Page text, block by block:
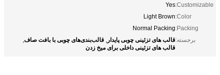
Customizable:
Yes
Color:
Light Brown
Packing:
Normal Packing
برجسته:قالب های تزئینی چوبی پایدار , قالب‌بندی‌های چوبی با بافت صاف,
قالب های تزئینی داخلی برای میخ زدن